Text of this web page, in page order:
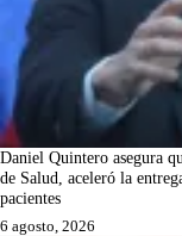
Daniel Quintero asegura
de Salud, aceleró la
pacientes
6 agosto, 2026